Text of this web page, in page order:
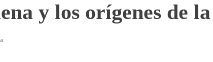
y los orígenes de